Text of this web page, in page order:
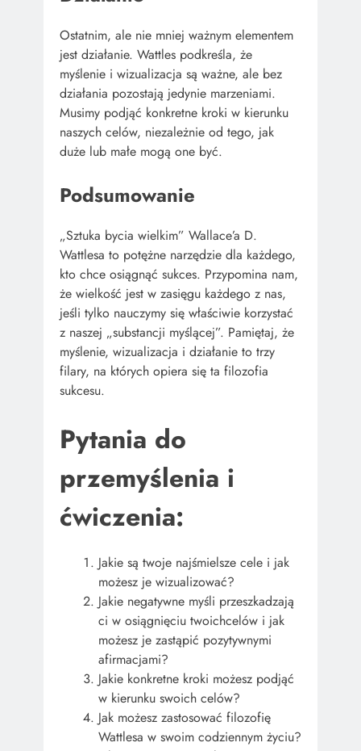
Ostatnim, ale nie mniej ważnym elementem
jest działanie. Wattles podkreśla, że
myślenie i wizualizacja są ważne, ale bez
działania pozostają jedynie marzeniami.
Musimy podjąć konkretne kroki w kierunku
naszych celów, niezależnie od tego, jak
duże lub małe mogą one być.
Podsumowanie
„Sztuka bycia wielkim” Wallace’a D.
Wattlesa to potężne narzędzie dla każdego,
kto chce osiągnąć sukces. Przypomina nam,
że wielkość jest w zasięgu każdego z nas,
jeśli tylko nauczymy się właściwie korzystać
z naszej „substancji myślącej”. Pamiętaj, że
myślenie, wizualizacja i działanie to trzy
filary, na których opiera się ta filozofia
sukcesu.
Pytania do
przemyślenia i
ćwiczenia:
Jakie są twoje najśmielsze cele i jak
możesz je wizualizować?
Jakie negatywne myśli przeszkadzają
ci w osiągnięciu twoichcelów i jak
możesz je zastąpić pozytywnymi
afirmacjami?
Jakie konkretne kroki możesz podjąć
w kierunku swoich celów?
Jak możesz zastosować filozofię
Wattlesa w swoim codziennym życiu?